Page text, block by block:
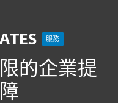
服務
的企業提